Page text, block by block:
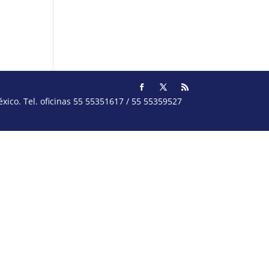
Tel. oficinas 55 55351617 / 55 55359527